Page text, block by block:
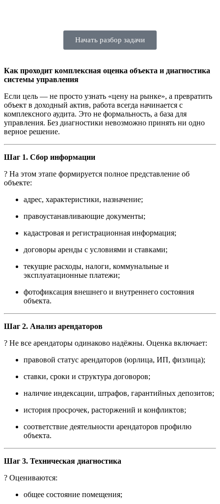
Начать разбор задачи
Как проходит комплексная оценка объекта и диагностика
системы управления
Если цель — не просто узнать «цену на рынке», а превратить
объект в доходный актив, работа всегда начинается с
комплексного аудита. Это не формальность, а база для
управления. Без диагностики невозможно принять ни одно
верное решение.
Шаг 1. Сбор информации
? На этом этапе формируется полное представление об
объекте:
адрес, характеристики, назначение;
правоустанавливающие документы;
кадастровая и регистрационная информация;
договоры аренды с условиями и ставками;
текущие расходы, налоги, коммунальные и
эксплуатационные платежи;
фотофиксация внешнего и внутреннего состояния
объекта.
Шаг 2. Анализ арендаторов
? Не все арендаторы одинаково надёжны. Оценка включает:
правовой статус арендаторов (юрлица, ИП, физлица);
ставки, сроки и структура договоров;
наличие индексации, штрафов, гарантийных депозитов;
история просрочек, расторжений и конфликтов;
соответствие деятельности арендаторов профилю
объекта.
Шаг 3. Техническая диагностика
?️ Оцениваются:
общее состояние помещения;